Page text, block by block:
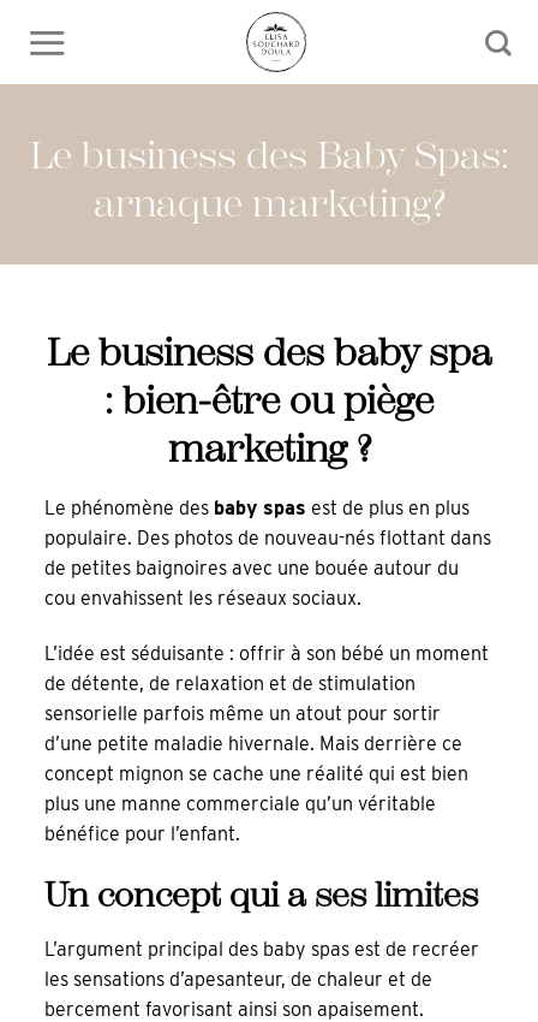
Le business des Baby Spas:
arnaque marketing?
Le business des baby spa
: bien-être ou piège
marketing ?
Le phénomène des baby spas est de plus en plus
populaire. Des photos de nouveau-nés flottant dans
de petites baignoires avec une bouée autour du
cou envahissent les réseaux sociaux.
L’idée est séduisante : offrir à son bébé un moment
de détente, de relaxation et de stimulation
sensorielle parfois même un atout pour sortir
d’une petite maladie hivernale. Mais derrière ce
concept mignon se cache une réalité qui est bien
plus une manne commerciale qu’un véritable
bénéfice pour l’enfant.
Un concept qui a ses limites
L’argument principal des baby spas est de recréer
les sensations d’apesanteur, de chaleur et de
bercement favorisant ainsi son apaisement.